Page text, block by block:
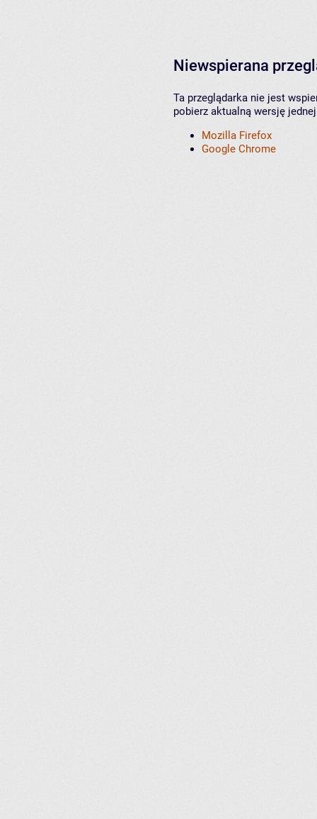
Niewspierana
Ta przeglądarka nie jest
pobierz aktualną wersję
Mozilla Firefox
Google Chrome